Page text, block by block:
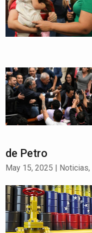
de Petro
May 15, 2025 | Noticias,